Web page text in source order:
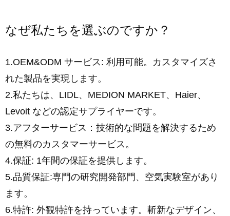
なぜ私たちを選ぶのですか？
1.OEM&ODM サービス: 利用可能。カスタマイズさ
れた製品を実現します。
2.私たちは、LIDL、MEDION MARKET、Haier、
Levoit などの認定サプライヤーです。
3.アフターサービス：技術的な問題を解決するため
の無料のカスタマーサービス。
4.保証: 1年間の保証を提供します。
5.品質保証:専門の研究開発部門、空気実験室があり
ます。
6.特許: 外観特許を持っています。斬新なデザイン、